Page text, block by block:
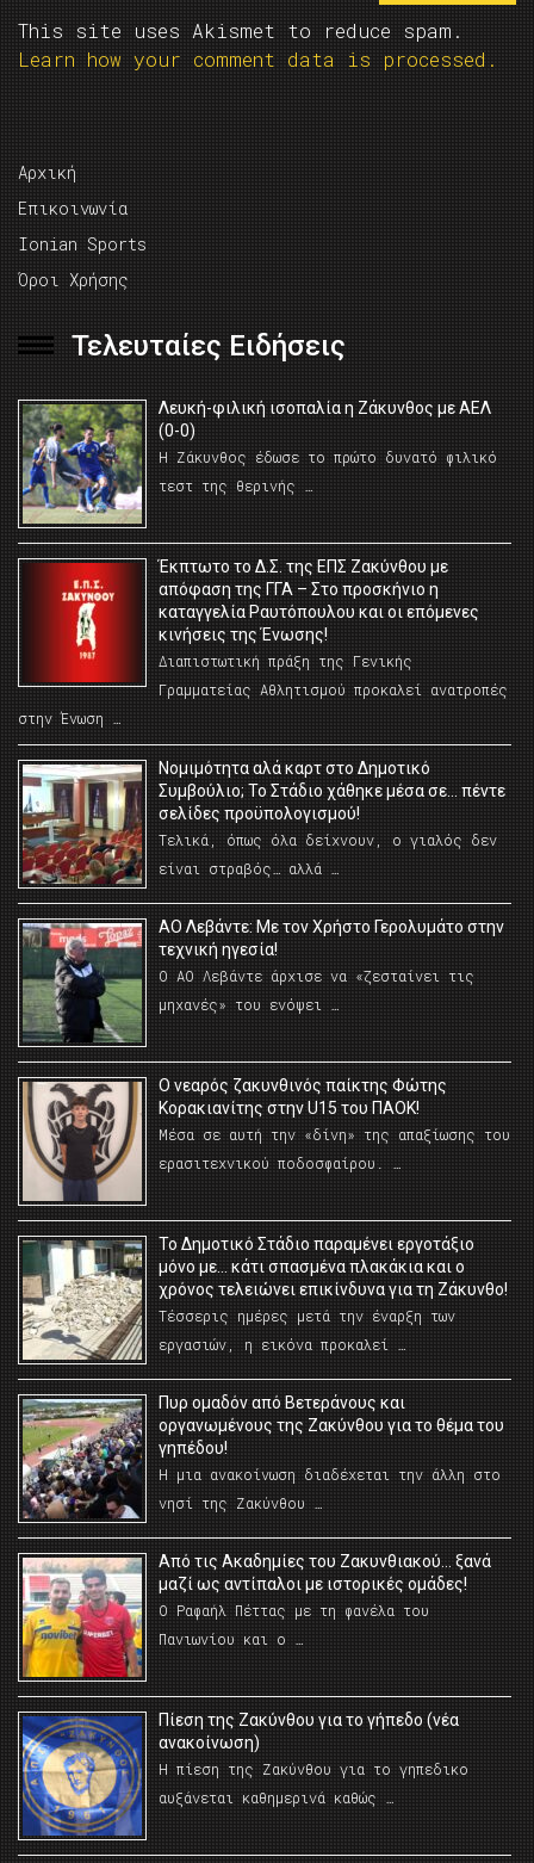
This site uses Akismet to reduce spam.
Learn how your comment data is processed.
Αρχική
Επικοινωνία
Ionian Sports
Όροι Χρήσης
Τελευταίες Ειδήσεις
Λευκή-φιλική ισοπαλία η Ζάκυνθος με ΑΕΛ
(0-0)
Η Ζάκυνθος έδωσε το πρώτο δυνατό φιλικό
τεστ της θερινής …
Έκπτωτο το Δ.Σ. της ΕΠΣ Ζακύνθου με
απόφαση της ΓΓΑ – Στο προσκήνιο η
καταγγελία Ραυτόπουλου και οι επόμενες
κινήσεις της Ένωσης!
Διαπιστωτική πράξη της Γενικής
Γραμματείας Αθλητισμού προκαλεί ανατροπές
στην Ένωση …
Νομιμότητα αλά καρτ στο Δημοτικό
Συμβούλιο; Το Στάδιο χάθηκε μέσα σε… πέντε
σελίδες προϋπολογισμού!
Τελικά, όπως όλα δείχνουν, ο γιαλός δεν
είναι στραβός… αλλά …
ΑΟ Λεβάντε: Με τον Χρήστο Γερολυμάτο στην
τεχνική ηγεσία!
Ο ΑΟ Λεβάντε άρχισε να «ζεσταίνει τις
μηχανές» του ενόψει …
O νεαρός ζακυνθινός παίκτης Φώτης
Κορακιανίτης στην U15 του ΠΑΟΚ!
Μέσα σε αυτή την «δίνη» της απαξίωσης του
ερασιτεχνικού ποδοσφαίρου. …
Το Δημοτικό Στάδιο παραμένει εργοτάξιο
μόνο με… κάτι σπασμένα πλακάκια και ο
χρόνος τελειώνει επικίνδυνα για τη Ζάκυνθο!
Τέσσερις ημέρες μετά την έναρξη των
εργασιών, η εικόνα προκαλεί …
Πυρ ομαδόν από Βετεράνους και
οργανωμένους της Ζακύνθου για το θέμα του
γηπέδου!
Η μια ανακοίνωση διαδέχεται την άλλη στο
νησί της Ζακύνθου …
Από τις Ακαδημίες του Ζακυνθιακού… ξανά
μαζί ως αντίπαλοι με ιστορικές ομάδες!
Ο Ραφαήλ Πέττας με τη φανέλα του
Πανιωνίου και ο …
Πίεση της Ζακύνθου για το γήπεδο (νέα
ανακοίνωση)
Η πίεση της Ζακύνθου για το γηπεδικο
αυξάνεται καθημερινά καθώς …